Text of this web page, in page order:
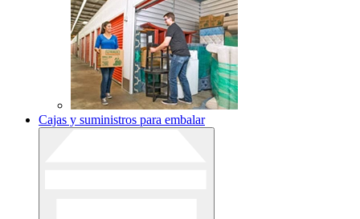
Cajas y suministros para embalar